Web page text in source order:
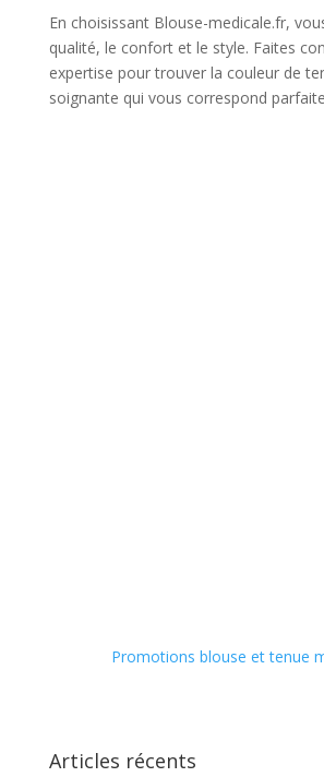
En choisissant Blouse-medicale.fr,
qualité, le confort et le style. Faites
expertise pour trouver la couleur de
soignante qui vous correspond
Promotions blouse et tenue
Articles récents